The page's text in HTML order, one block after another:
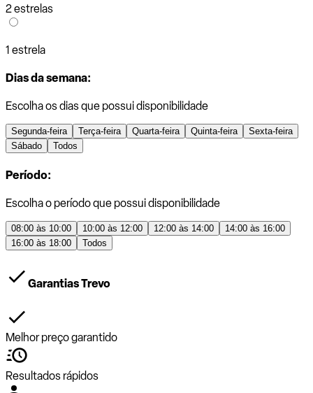
2 estrelas
1 estrela
Dias da semana:
Escolha os dias que possui disponibilidade
Segunda-feira Terça-feira Quarta-feira Quinta-feira
Sexta-feira
Sábado
Todos
Período:
Escolha o período que possui disponibilidade
08:00 às 10:00 10:00 às 12:00 12:00 às 14:00
14:00 às 16:00
16:00 às 18:00
Todos
Garantias Trevo
Melhor preço garantido
Resultados rápidos